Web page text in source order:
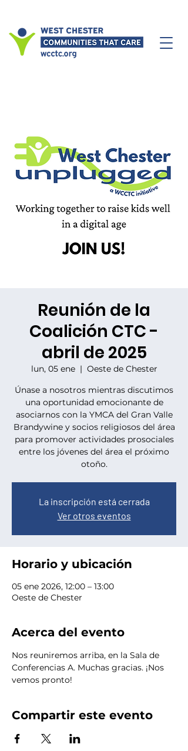
Reunión de la
Coalición CTC -
abril de 2025
lun, 05 ene
  |
Oeste de Chester
Únase a nosotros mientras discutimos
una oportunidad emocionante de
asociarnos con la YMCA del Gran Valle
Brandywine y socios religiosos del área
para promover actividades prosociales
entre los jóvenes del área el próximo
otoño.
La inscripción está cerrada
Ver otros eventos
Horario y ubicación
05 ene 2026, 12:00 – 13:00
Oeste de Chester
Acerca del evento
Nos reuniremos arriba, en la Sala de
Conferencias A. Muchas gracias. ¡Nos
vemos pronto!
Compartir este evento